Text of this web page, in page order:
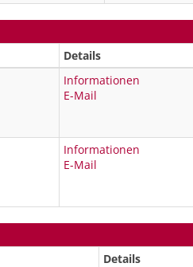
Details
Informationen
E-Mail
Informationen
E-Mail
Details